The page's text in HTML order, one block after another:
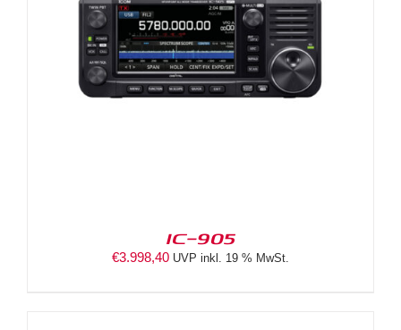
IC-905
€3.998,40 UVP inkl. 19 % MwSt.